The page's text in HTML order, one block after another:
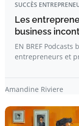
SUCCÈS
Les
business
EN BREF
entrepreneurs et
Amandine Riviere